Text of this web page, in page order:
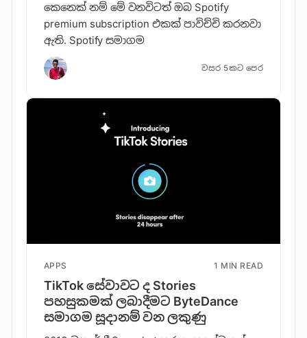
කෙනෙක් නම් මේ වනවිටත් ඔබ Spotify
premium subscription එකක් පාවිච්චි කරනවා
ඇති. Spotify සමාගම
වසර 5කට පෙර
APPS 1 MIN READ
TikTok සේවාවට ද Stories
පහසුකමක් ලබාදීමට ByteDance
සමාගම සූදානම් වන ලකුණු